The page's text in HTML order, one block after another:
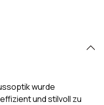
wurde
und stilvoll zu